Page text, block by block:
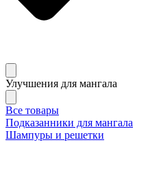
Улучшения для мангала
Все товары
Подказанники для мангала
Шампуры и решетки